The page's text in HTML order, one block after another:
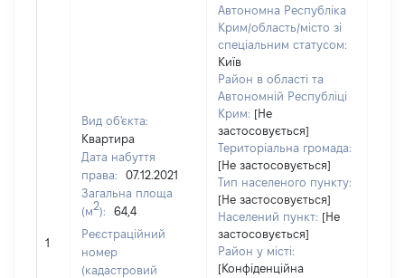
1
Вид об'єкта:
Квартира
Дата набуття
права:
07.12.2021
Загальна площа
(м2):
64,4
Реєстраційний
номер
(кадастровий
Автономна Республіка
Крим/область/місто зі
спеціальним статусом:
Київ
Район в області та
Автономній Республіці
Крим: [Не
застосовується]
Територіальна громада:
[Не застосовується]
Тип населеного пункту:
[Не застосовується]
Населений пункт: [Не
застосовується]
Район у місті:
[Конфіденційна